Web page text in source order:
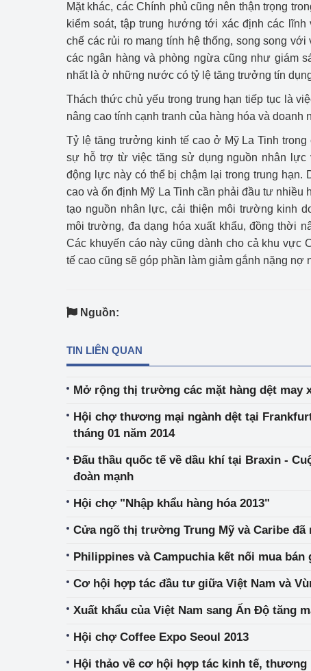
Bảo vệ môi trường
Bảo vệ nền tảng tư
Doanh nghiệp -
Xúc tiến thương mại
Thị trường nước ngoài
Thị trường trong
Ngành Công
Đại hội XIV của
Phát triển công
Phát triển năng
Mặt khác, các Chính phủ cũng nên thận trọng
kiểm soát, tập trung hướng tới xác định các
chế các rủi ro mang tính hệ thống, song song
các ngân hàng và phòng ngừa cũng như giám
nhất là ở những nước có tỷ lệ tăng trưởng tín
Thách thức chủ yếu trong trung hạn tiếp tục là
nâng cao tính cạnh tranh của hàng hóa và doanh
Tỷ lệ tăng trưởng kinh tế cao ở Mỹ La Tinh
sự hỗ trợ từ việc tăng sử dụng nguồn nhân lực
động lực này có thể bị chậm lại trong trung hạn.
cao và ổn định Mỹ La Tinh cần phải đầu tư nhiều
tạo nguồn nhân lực, cải thiện môi trường kinh
môi trường, đa dạng hóa xuất khẩu, đồng thời
Các khuyến cáo này cũng dành cho cả khu vực
tế cao cũng sẽ góp phần làm giảm gắnh nặng nợ
Nguồn:
TIN LIÊN QUAN
Mở rộng thị trường các mặt hàng dệt may
Hội chợ thương mại ngành dệt tại
tháng 01 năm 2014
Đấu thầu quốc tế về dầu khí tại Braxin -
đoàn mạnh
Hội chợ "Nhập khẩu hàng hóa 2013"
Cửa ngõ thị trường Trung Mỹ và Caribe đã
Philippines và Campuchia kết nối mua bán
Cơ hội hợp tác đầu tư giữa Việt Nam và
Xuất khẩu của Việt Nam sang Ấn Độ tăng
Hội chợ Coffee Expo Seoul 2013
Hội thảo về cơ hội hợp tác kinh tế, thương